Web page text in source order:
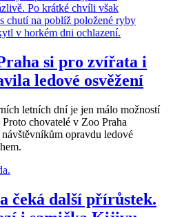
si pro zvířata i
ledové osvěžení
letních dní je jen málo možností
chovatelé v Zoo Praha
opravdu ledové
čeká další přírůstek.